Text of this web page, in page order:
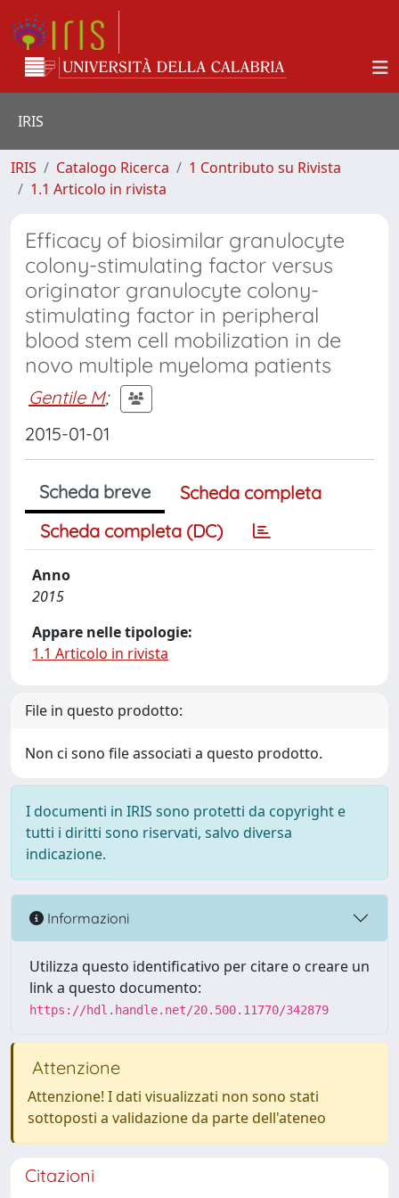
IRIS
IRIS Catalogo Ricerca
1 Contributo su Rivista
1.1 Articolo in rivista
Efficacy of biosimilar granulocyte
colony-stimulating factor versus
originator granulocyte colony-
stimulating factor in peripheral
blood stem cell mobilization in de
novo multiple myeloma patients
Gentile M;
2015-01-01
Scheda breve
Scheda completa
Scheda completa (DC)
Anno
2015
Appare nelle tipologie:
1.1 Articolo in rivista
File in questo prodotto:
Non ci sono file associati a questo prodotto.
I documenti in IRIS sono protetti da copyright e
tutti i diritti sono riservati, salvo diversa
indicazione.
Informazioni
Utilizza questo identificativo per citare o creare un
link a questo documento:
https://hdl.handle.net/20.500.11770/342879
Attenzione
Attenzione! I dati visualizzati non sono stati
sottoposti a validazione da parte dell'ateneo
Citazioni